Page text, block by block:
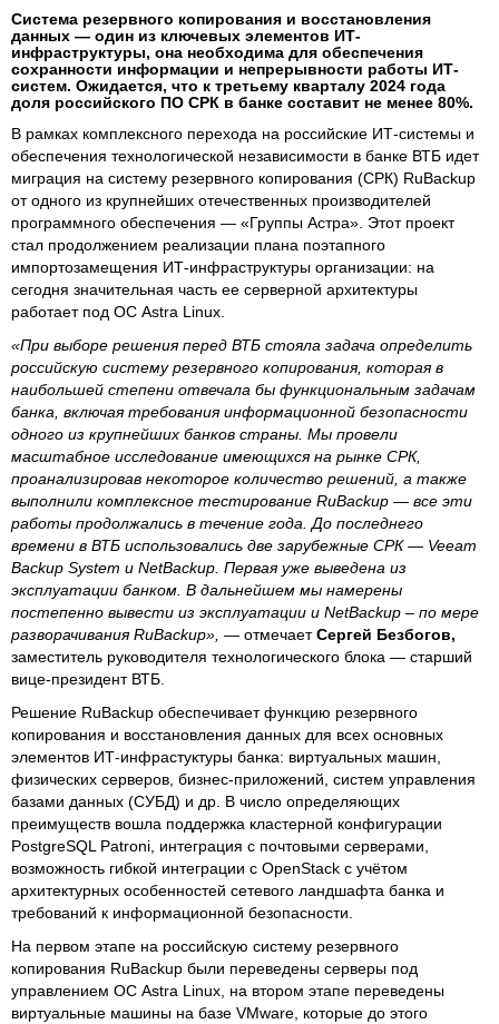
Система резервного копирования и восстановления
данных — один из ключевых элементов ИТ-
инфраструктуры, она необходима для обеспечения
сохранности информации и непрерывности работы ИТ-
систем. Ожидается, что к третьему кварталу 2024 года
доля российского ПО СРК в банке составит не менее 80%.
В рамках комплексного перехода на российские ИТ-системы и
обеспечения технологической независимости в банке ВТБ идет
миграция на систему резервного копирования (СРК) RuBackup
от одного из крупнейших отечественных производителей
программного обеспечения — «Группы Астра». Этот проект
стал продолжением реализации плана поэтапного
импортозамещения ИТ-инфраструктуры организации: на
сегодня значительная часть ее серверной архитектуры
работает под ОС Astra Linux.
«При выборе решения перед ВТБ стояла задача определить
российскую систему резервного копирования, которая в
наибольшей степени отвечала бы функциональным задачам
банка, включая требования информационной безопасности
одного из крупнейших банков страны. Мы провели
масштабное исследование имеющихся на рынке СРК,
проанализировав некоторое количество решений, а также
выполнили комплексное тестирование RuBackup — все эти
работы продолжались в течение года. До последнего
времени в ВТБ использовались две зарубежные СРК — Veeam
Backup System и NetBackup. Первая уже выведена из
эксплуатации банком. В дальнейшем мы намерены
постепенно вывести из эксплуатации и NetBackup – по мере
разворачивания RuBackup», — отмечаетСергей Безбогов,
заместитель руководителя технологического блока — старший
вице-президент ВТБ.
Решение RuBackup обеспечивает функцию резервного
копирования и восстановления данных для всех основных
элементов ИТ-инфрастуктуры банка: виртуальных машин,
физических серверов, бизнес-приложений, систем управления
базами данных (СУБД) и др. В число определяющих
преимуществ вошла поддержка кластерной конфигурации
PostgreSQL Patroni, интеграция с почтовыми серверами,
возможность гибкой интеграции с OpenStack с учётом
архитектурных особенностей сетевого ландшафта банка и
требований к информационной безопасности.
На первом этапе на российскую систему резервного
копирования RuBackup были переведены серверы под
управлением ОС Astra Linux, на втором этапе переведены
виртуальные машины на базе VMware, которые до этого